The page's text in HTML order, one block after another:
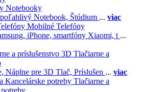
Notebooky
Notebook, Štúdium ... viac
Mobilné Telefóny
iPhone, smartfóny Xiaomi, t ...
3D Tlačiarne a
Náplne pre 3D Tlač, Príslušen ... viac
Tlačiarne a